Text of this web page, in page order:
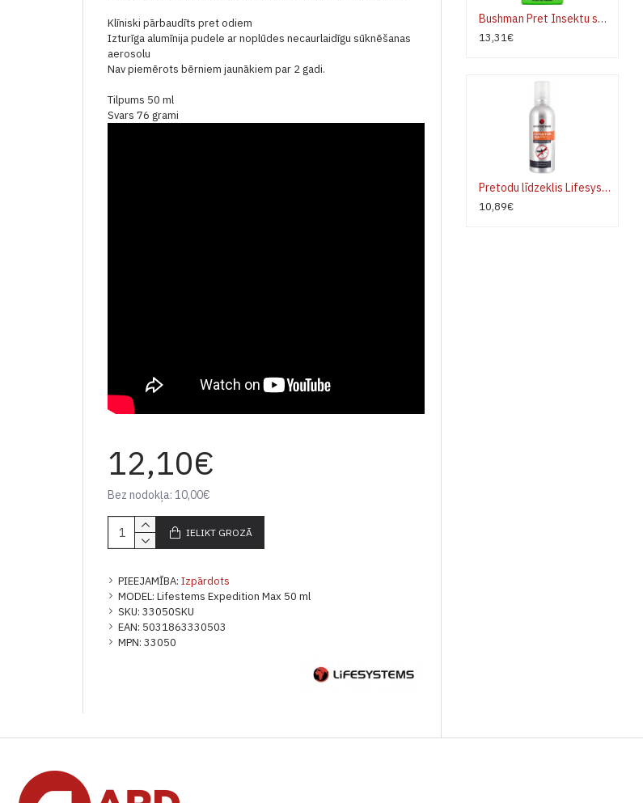
Klīniski pārbaudīts pret odiem
Izturīga alumīnija pudele ar noplūdes necaurlaidīgu sūknēšanas
aerosolu
Nav piemērots bērniem jaunākiem par 2 gadi.
Tilpums 50 ml
Svars 76 grami
PIEEJAMĪBA: Izpārdots
MODEL: Lifestems Expedition Max 50 ml
SKU: 33050SKU
EAN: 5031863330503
MPN: 33050
12,10€
Bez nodokļa: 10,00€
IELIKT GROZĀ
Bushman Pret Insektu smidzināmais, satur Deet 40 % Spray 90 ml
13,31€
Pretodu līdzeklis Lifesystems Expedition 50 PRO 50ml
10,89€